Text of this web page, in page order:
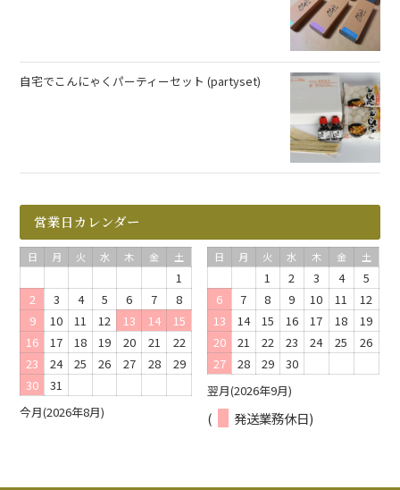
自宅でこんにゃくパーティーセット (partyset)
営業日カレンダー
今月(2026年8月)
日 月 火 水 木 金 土
1
2
3 4 5 6 7
8
9
10 11 12 13 14
15
16
17 18 19 20 21
22
23
24 25 26 27 28
29
30
31 翌月(2026年9月)
日 月 火 水 木 金 土
1 2 3 4
5
6
7 8 9 10 11
12
13
14 15 16 17 18
19
20
21 22 23 24 25
26
27
28 29 30
( 発送業務休日)